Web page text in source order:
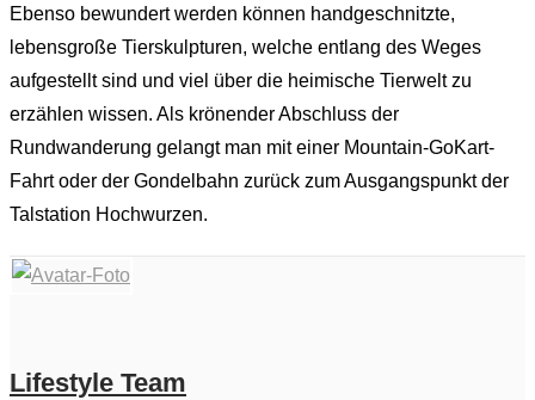
Ebenso bewundert werden können handgeschnitzte,
lebensgroße Tierskulpturen, welche entlang des Weges
aufgestellt sind und viel über die heimische Tierwelt zu
erzählen wissen. Als krönender Abschluss der
Rundwanderung gelangt man mit einer Mountain-GoKart-
Fahrt oder der Gondelbahn zurück zum Ausgangspunkt der
Talstation Hochwurzen.
Lifestyle Team